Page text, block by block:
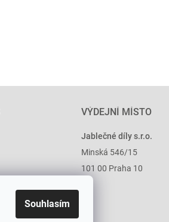
Souhlasím
VÝDEJNÍ MÍSTO
Jablečné díly s.r.o.
Minská 546/15
101 00 Praha 10